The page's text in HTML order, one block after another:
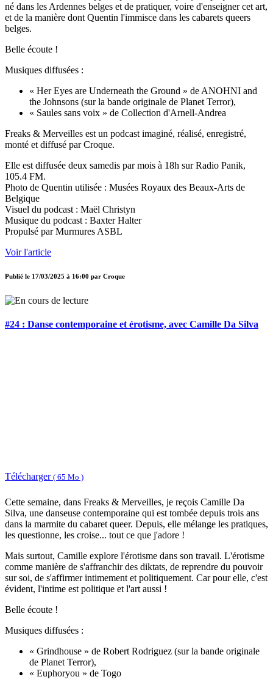
né dans les Ardennes belges et de pratiquer, voire d'enseigner cet art,
et de la manière dont Quentin l'immisce dans les cabarets queers
belges.
Belle écoute !
Musiques diffusées :
« Her Eyes are Underneath the Ground » de ANOHNI and
the Johnsons (sur la bande originale de Planet Terror),
« Saules sans voix » de Collection d'Arnell-Andrea
Freaks & Merveilles est un podcast imaginé, réalisé, enregistré,
monté et diffusé par Croque.
Elle est diffusée deux samedis par mois à 18h sur Radio Panik,
105.4 FM.
Photo de Quentin utilisée : Musées Royaux des Beaux-Arts de
Belgique
Visuel du podcast : Maël Christyn
Musique du podcast : Baxter Halter
Propulsé par Murmures ASBL
Voir l'article
Publié le 17/03/2025 à 16:00 par Croque
#24 : Danse contemporaine et érotisme, avec Camille Da Silva
Télécharger ( 65 Mo )
Cette semaine, dans Freaks & Merveilles, je reçois Camille Da
Silva, une danseuse contemporaine qui est tombée depuis trois ans
dans la marmite du cabaret queer. Depuis, elle mélange les pratiques,
les questionne, les croise... tout ce que j'adore !
Mais surtout, Camille explore l'érotisme dans son travail. L'érotisme
comme manière de s'affranchir des diktats, de reprendre du pouvoir
sur soi, de s'affirmer intimement et politiquement. Car pour elle, c'est
évident, l'intime est politique et l'art aussi !
Belle écoute !
Musiques diffusées :
« Grindhouse » de Robert Rodriguez (sur la bande originale
de Planet Terror),
« Euphoryou » de Togo